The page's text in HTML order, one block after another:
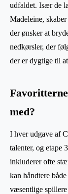
udfaldet. Især de
Madeleine,
der ønsker at
nedkørsler, der
der er dygtige til
med?
I hver udgave af
talenter, og etape
inkluderer ofte
kan håndtere
væsentlige